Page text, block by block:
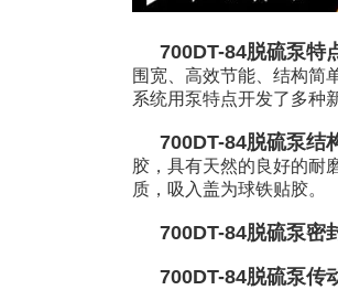
700DT-84脱硫泵特
围宽、高效节能、结构简
系统用泵特点开发了多种
700DT-84脱硫泵结
胶，具有天然的良好的耐
质，吸入盖为球铁贴胶。
700DT-84脱硫泵密
700DT-84脱硫泵传